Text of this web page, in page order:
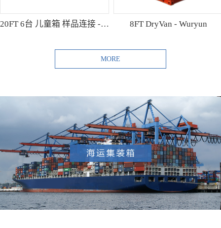
20FT 6台 儿童箱 样品连接 - Shibutani 8FT DryVan - Wuryun
MORE